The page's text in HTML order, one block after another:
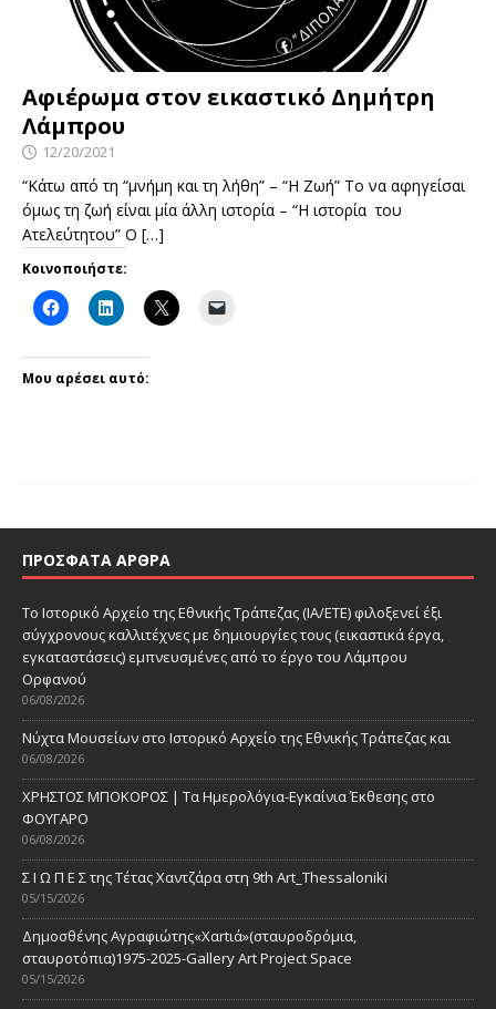
Αφιέρωμα στον εικαστικό Δημήτρη
Λάμπρου
12/20/2021
“Κάτω από τη “μνήμη και τη λήθη” – “Η Ζωή” Το να αφηγείσαι
όμως τη ζωή είναι μία άλλη ιστορία – “Η ιστορία του
Ατελεύτητου” Ο […]
Κοινοποιήστε:
Μου αρέσει αυτό:
ΠΡΌΣΦΑΤΑ ΆΡΘΡΑ
Το Ιστορικό Αρχείο της Εθνικής Τράπεζας (ΙΑ/ΕΤΕ) φιλοξενεί έξι
σύγχρονους καλλιτέχνες με δημιουργίες τους (εικαστικά έργα,
εγκαταστάσεις) εμπνευσμένες από το έργο του Λάμπρου
Ορφανού
06/08/2026
Νύχτα Μουσείων στο Ιστορικό Αρχείο της Εθνικής Τράπεζας και
06/08/2026
ΧΡΗΣΤΟΣ ΜΠΟΚΟΡΟΣ | Τα Ημερολόγια-Εγκαίνια Έκθεσης στο
ΦΟΥΓΑΡΟ
06/08/2026
Σ Ι Ω Π Ε Σ της Τέτας Χαντζάρα στη 9th Art_Thessaloniki
05/15/2026
Δημοσθένης Αγραφιώτης«Xαrtιά»(σταυροδρόμια,
σταυροτόπια)1975-2025-Gallery Art Project Space
05/15/2026